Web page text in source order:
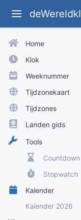
Home
Klok
Weeknummer
Tijdzonekaart
Tijdzones
Landen gids
Tools
Stopwatch
Kalender
Kalender 2026